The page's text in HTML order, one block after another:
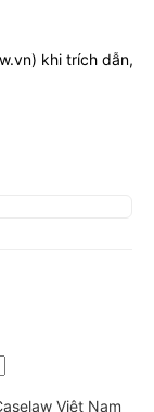
) khi trích dẫn,
Việt Nam